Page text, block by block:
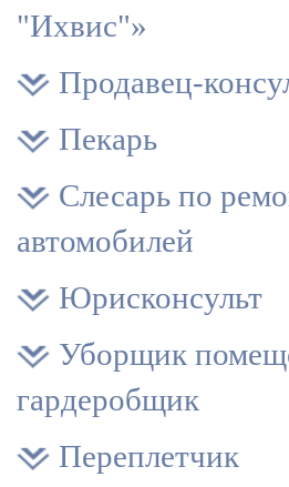
"Ихвис"»
Продавец-
Пекарь
Слесарь по
автомобилей
Юрисконсульт
Уборщик
гардеробщик
Переплетчик